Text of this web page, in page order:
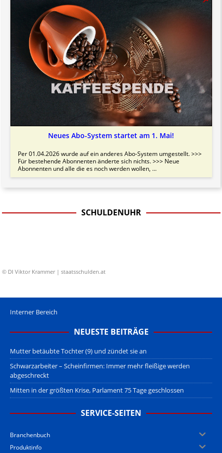
Neues Abo-System startet am 1. Mai!
Per 01.04.2026 wurde auf ein anderes Abo-System umgestellt. >>>
Für bestehende Abonnenten änderte sich nichts. >>> Neue
Abonnenten und alle die es noch werden wollen, ...
SCHULDENUHR
© DI Viktor Krammer | staatsschulden.at
Interner Bereich
NEUESTE BEITRÄGE
Mutter betäubte Tochter (9) und zündet sie an
Schwarzarbeiter – Scheinfirmen: Immer mehr fleißige werden
abgeschreckt
Mitten in der größten Krise, Parlament 75 Tage geschlossen
SERVICE-SEITEN
Branchenbuch
Produktinfo